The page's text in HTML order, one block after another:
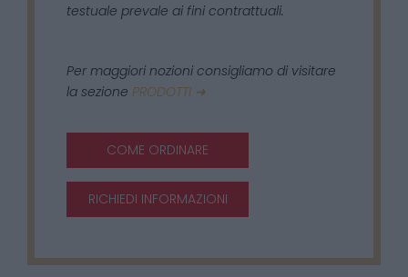
testuale prevale ai fini contrattuali.
Per maggiori nozioni consigliamo di visitare
la sezione PRODOTTI ➜
COME ORDINARE
RICHIEDI INFORMAZIONI